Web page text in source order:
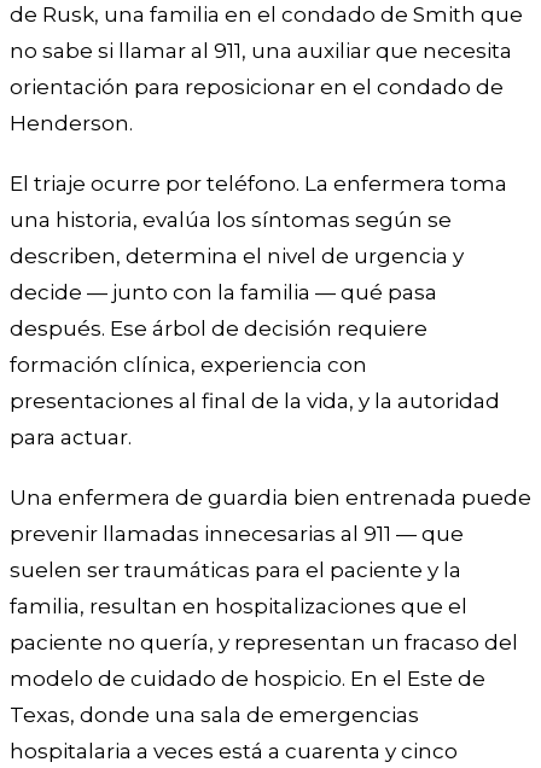
de Rusk, una familia en el condado de Smith que
no sabe si llamar al 911, una auxiliar que necesita
orientación para reposicionar en el condado de
Henderson.
El triaje ocurre por teléfono. La enfermera toma
una historia, evalúa los síntomas según se
describen, determina el nivel de urgencia y
decide — junto con la familia — qué pasa
después. Ese árbol de decisión requiere
formación clínica, experiencia con
presentaciones al final de la vida, y la autoridad
para actuar.
Una enfermera de guardia bien entrenada puede
prevenir llamadas innecesarias al 911 — que
suelen ser traumáticas para el paciente y la
familia, resultan en hospitalizaciones que el
paciente no quería, y representan un fracaso del
modelo de cuidado de hospicio. En el Este de
Texas, donde una sala de emergencias
hospitalaria a veces está a cuarenta y cinco